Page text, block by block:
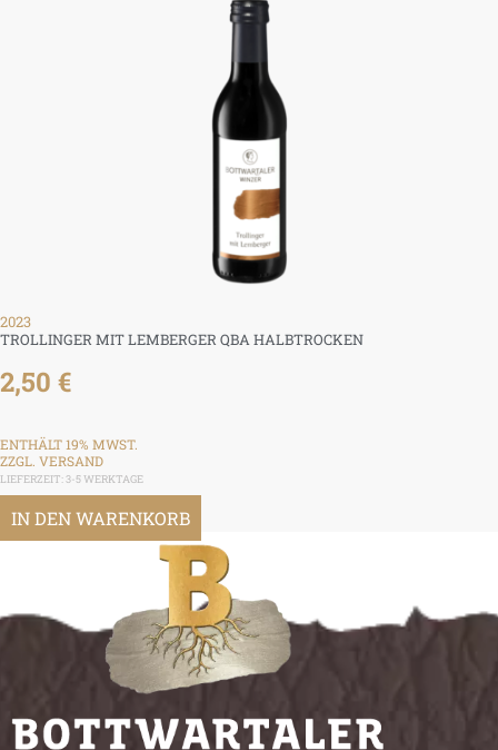
2023
TROLLINGER MIT LEMBERGER QBA HALBTROCKEN
2,50 €
ENTHÄLT 19% MWST.
ZZGL. VERSAND
LIEFERZEIT: 3-5 WERKTAGE
IN DEN WARENKORB